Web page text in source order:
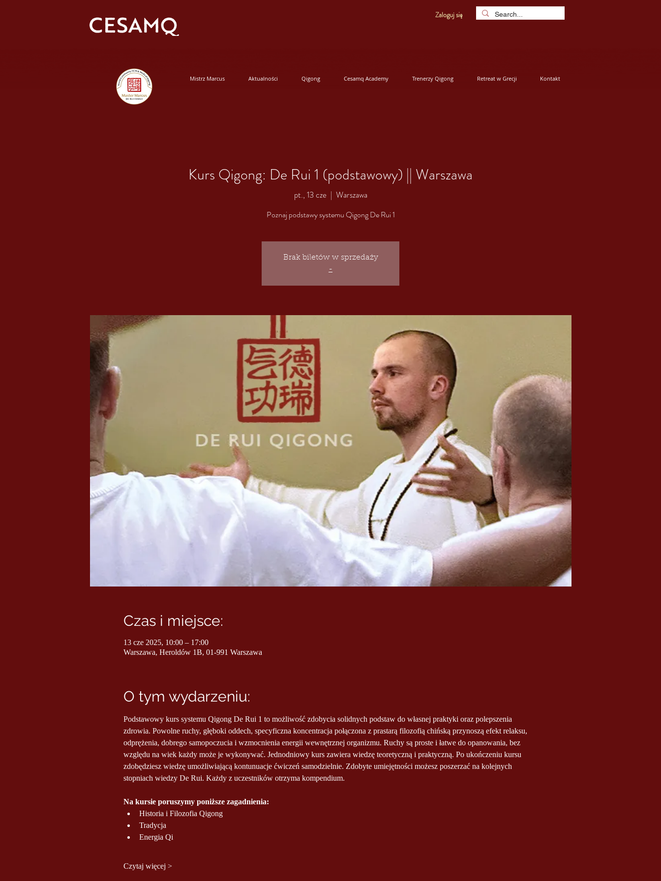
Zaloguj się
Mistrz Marcus Aktualności Qigong Cesamq Academy Trenerzy Qigong Retreat w Grecji Kontakt
Kurs Qigong: De Rui 1 (podstawowy) || Warszawa
pt., 13 cze
  |
Warszawa
Poznaj podstawy systemu Qigong De Rui 1
Brak biletów w sprzedaży
-
Czas i miejsce:
13 cze 2025, 10:00 – 17:00
Warszawa, Heroldów 1B, 01-991 Warszawa
O tym wydarzeniu:
Podstawowy kurs systemu Qigong De Rui 1 to możliwość zdobycia solidnych podstaw do własnej praktyki oraz polepszenia
zdrowia. Powolne ruchy, głęboki oddech, specyficzna koncentracja połączona z prastarą filozofią chińską przynoszą efekt relaksu,
odprężenia, dobrego samopoczucia i wzmocnienia energii wewnętrznej organizmu. Ruchy są proste i łatwe do opanowania, bez
względu na wiek każdy może je wykonywać. Jednodniowy kurs zawiera wiedzę teoretyczną i praktyczną. Po ukończeniu kursu
zdobędziesz wiedzę umożliwiającą kontunuacje ćwiczeń samodzielnie. Zdobyte umiejętności możesz poszerzać na kolejnych
stopniach wiedzy De Rui. Każdy z uczestników otrzyma kompendium.
Na kursie poruszymy poniższe zagadnienia:
Historia i Filozofia Qigong
Tradycja
Energia Qi
Czytaj więcej >